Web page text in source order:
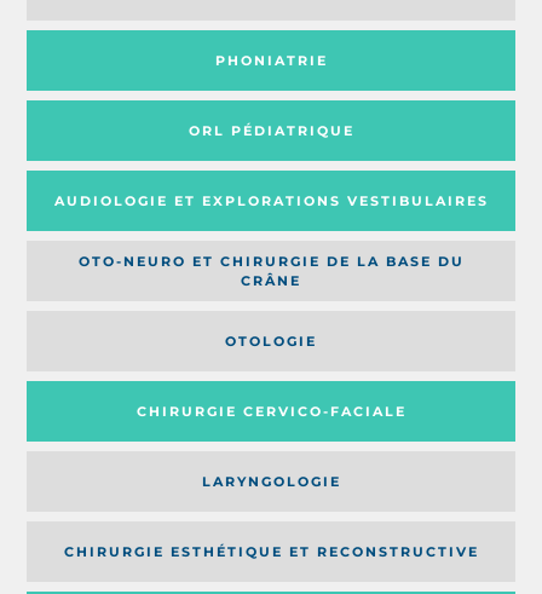
PHONIATRIE
ORL PÉDIATRIQUE
AUDIOLOGIE ET EXPLORATIONS VESTIBULAIRES
OTO-NEURO ET CHIRURGIE DE LA BASE DU
CRÂNE
OTOLOGIE
CHIRURGIE CERVICO-FACIALE
LARYNGOLOGIE
CHIRURGIE ESTHÉTIQUE ET RECONSTRUCTIVE